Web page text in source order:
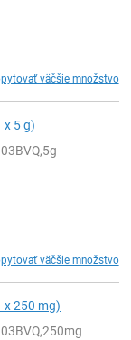
väčšie množstvo
x 5 g)
väčšie množstvo
x 250 mg)